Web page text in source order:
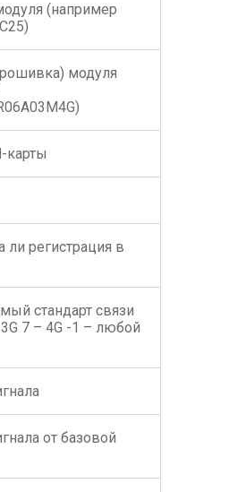
(например
модуля
карты
регистрация в
стандарт связи
7 – 4G -1 – любой
от базовой